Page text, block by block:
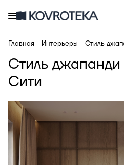
Главная Интерьеры Стиль
Стиль
Сити